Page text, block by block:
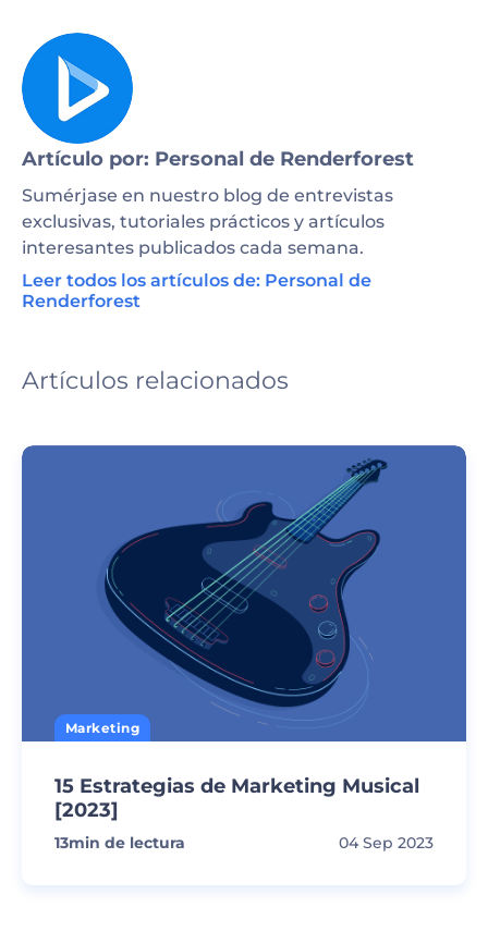
Artículo por: Personal de Renderforest
Sumérjase en nuestro blog de entrevistas
exclusivas, tutoriales prácticos y artículos
interesantes publicados cada semana.
Leer todos los artículos de: Personal de
Renderforest
Artículos relacionados
Marketing
15 Estrategias de Marketing Musical
[2023]
13min de lectura 04 Sep 2023